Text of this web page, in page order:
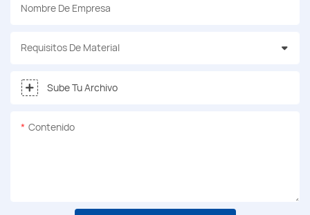
Nombre De Empresa
Requisitos De Material
Sube Tu Archivo
Contenido